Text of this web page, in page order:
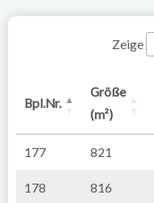
Zeige
Bpl.Nr.
Größe
(m²)
177 821
178 816